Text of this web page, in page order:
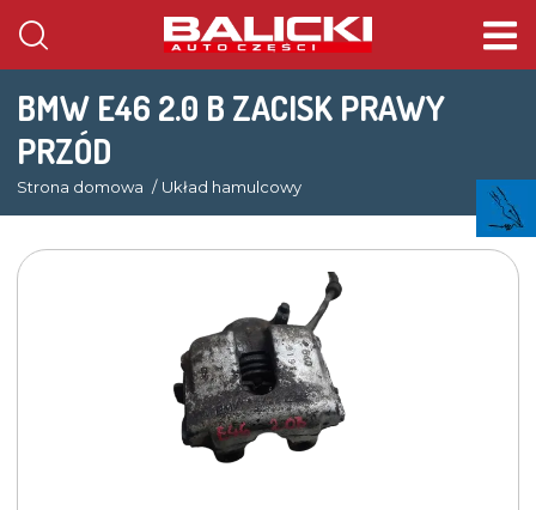
BMW E46 2.0 B ZACISK PRAWY
PRZÓD
Strona domowa Układ hamulcowy